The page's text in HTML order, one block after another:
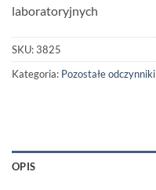
laboratoryjnych
SKU:3825
Kategoria: Pozostałe odczynniki
OPIS